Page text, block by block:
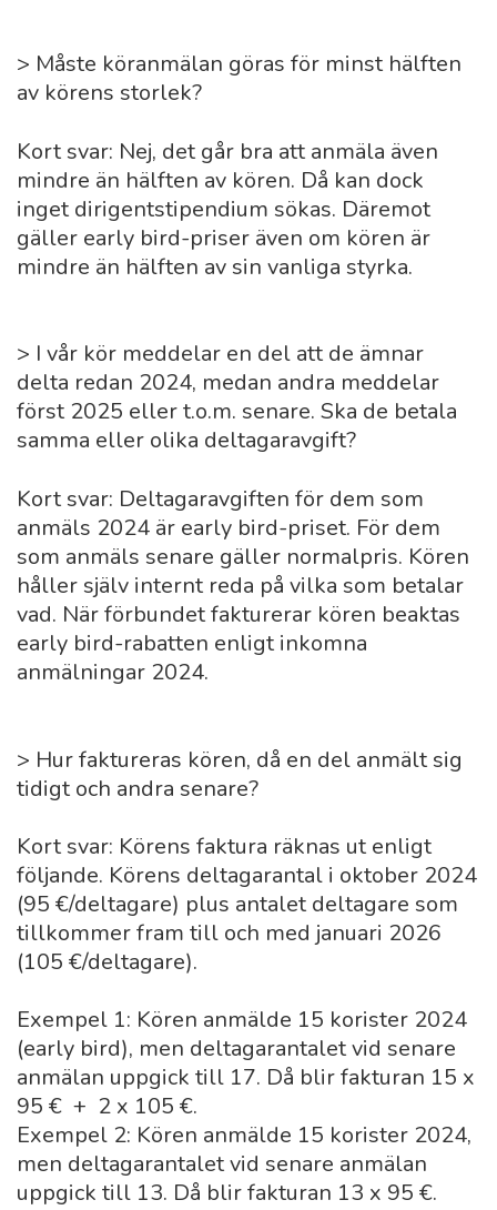
> Måste köranmälan göras för minst hälften
av körens storlek?
Kort svar: Nej, det går bra att anmäla även
mindre än hälften av kören. Då kan dock
inget dirigentstipendium sökas. Däremot
gäller early bird-priser även om kören är
mindre än hälften av sin vanliga styrka.
> I vår kör meddelar en del att de ämnar
delta redan 2024, medan andra meddelar
först 2025 eller t.o.m. senare. Ska de betala
samma eller olika deltagaravgift?
Kort svar: Deltagaravgiften för dem som
anmäls 2024 är early bird-priset. För dem
som anmäls senare gäller normalpris. Kören
håller själv internt reda på vilka som betalar
vad. När förbundet fakturerar kören beaktas
early bird-rabatten enligt inkomna
anmälningar 2024.
> Hur faktureras kören, då en del anmält sig
tidigt och andra senare?
Kort svar: Körens faktura räknas ut enligt
följande. Körens deltagarantal i oktober 2024
(95 €/deltagare) plus antalet deltagare som
tillkommer fram till och med januari 2026
(105 €/deltagare).
Exempel 1: Kören anmälde 15 korister 2024
(early bird), men deltagarantalet vid senare
anmälan uppgick till 17. Då blir fakturan 15 x
95 € + 2 x 105 €.
Exempel 2: Kören anmälde 15 korister 2024,
men deltagarantalet vid senare anmälan
uppgick till 13. Då blir fakturan 13 x 95 €.